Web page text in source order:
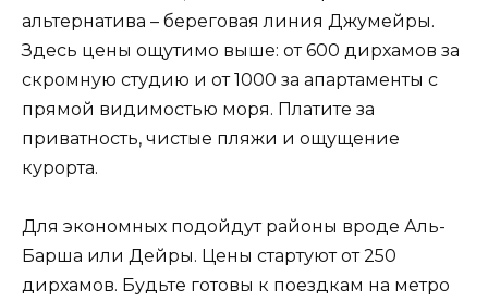
альтернатива – береговая линия Джумейры.
Здесь цены ощутимо выше: от 600 дирхамов за
скромную студию и от 1000 за апартаменты с
прямой видимостью моря. Платите за
приватность, чистые пляжи и ощущение
курорта.
Для экономных подойдут районы вроде Аль-
Барша или Дейры. Цены стартуют от 250
дирхамов. Будьте готовы к поездкам на метро